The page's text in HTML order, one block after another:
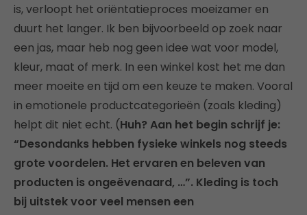
is, verloopt het oriëntatieproces moeizamer en
duurt het langer. Ik ben bijvoorbeeld op zoek naar
een jas, maar heb nog geen idee wat voor model,
kleur, maat of merk. In een winkel kost het me dan
meer moeite en tijd om een keuze te maken. Vooral
in emotionele productcategorieën (zoals kleding)
helpt dit niet echt. (Huh? Aan het begin schrijf je:
“Desondanks hebben fysieke winkels nog steeds
grote voordelen. Het ervaren en beleven van
producten is ongeëvenaard, …”. Kleding is toch
bij uitstek voor veel mensen een